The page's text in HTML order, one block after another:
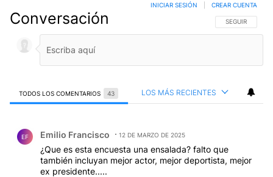
Conversación SIGA ESTA
SEGUIR
INICIAR SESIÓN CREAR CUENTA
TODOS LOS COMENTARIOS 43 LOS MÁS RECIENTES
EF Emilio Francisco 12 DE MARZO DE 2025
¿Que es esta encuesta una ensalada? falto que
también incluyan mejor actor, mejor deportista, mejor
ex presidente.....